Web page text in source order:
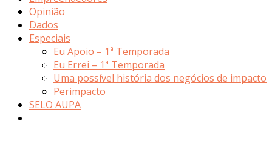
Opinião
Dados
Especiais
Eu Apoio – 1ª Temporada
Eu Errei – 1ª Temporada
Uma possível história dos negócios de impacto
Perimpacto
SELO AUPA